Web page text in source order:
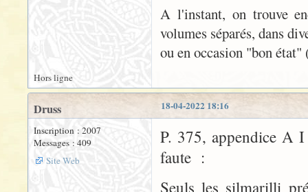
A l'instant, on trouve
volumes séparés, dans
ou en occasion "bon
Hors ligne
18-04-2022 18:16
Druss
Inscription : 2007
Messages : 409
Site Web
P. 375, appendice A
faute :
Seuls les silmarilli